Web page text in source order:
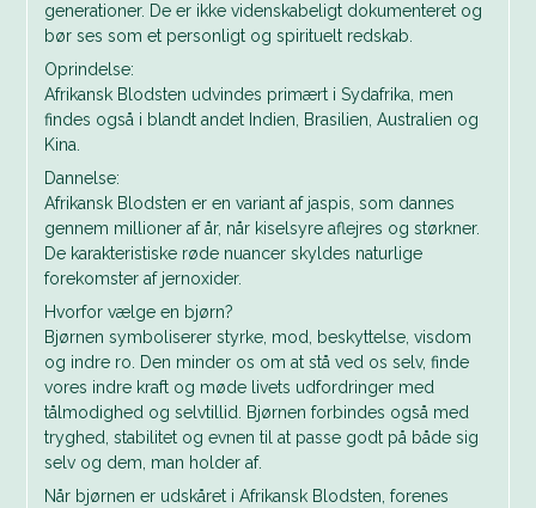
generationer. De er ikke videnskabeligt dokumenteret og
bør ses som et personligt og spirituelt redskab.
Oprindelse:
Afrikansk Blodsten udvindes primært i Sydafrika, men
findes også i blandt andet Indien, Brasilien, Australien og
Kina.
Dannelse:
Afrikansk Blodsten er en variant af jaspis, som dannes
gennem millioner af år, når kiselsyre aflejres og størkner.
De karakteristiske røde nuancer skyldes naturlige
forekomster af jernoxider.
Hvorfor vælge en bjørn?
Bjørnen symboliserer styrke, mod, beskyttelse, visdom
og indre ro. Den minder os om at stå ved os selv, finde
vores indre kraft og møde livets udfordringer med
tålmodighed og selvtillid. Bjørnen forbindes også med
tryghed, stabilitet og evnen til at passe godt på både sig
selv og dem, man holder af.
Når bjørnen er udskåret i Afrikansk Blodsten, forenes